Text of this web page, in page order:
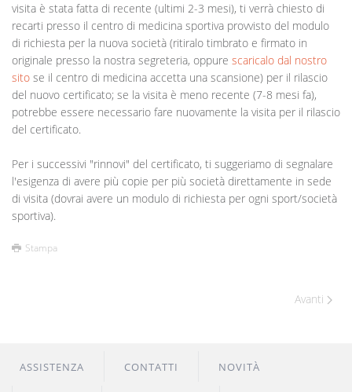
visita è stata fatta di recente (ultimi 2-3 mesi), ti verrà chiesto di
recarti presso il centro di medicina sportiva provvisto del modulo
di richiesta per la nuova società (ritiralo timbrato e firmato in
originale presso la nostra segreteria, oppure scaricalo dal nostro
sito se il centro di medicina accetta una scansione) per il rilascio
del nuovo certificato; se la visita è meno recente (7-8 mesi fa),
potrebbe essere necessario fare nuovamente la visita per il rilascio
del certificato.
Per i successivi "rinnovi" del certificato, ti suggeriamo di segnalare
l'esigenza di avere più copie per più società direttamente in sede
di visita (dovrai avere un modulo di richiesta per ogni sport/società
sportiva).
Stampa
Avanti
ASSISTENZA CONTATTI NOVITÀ